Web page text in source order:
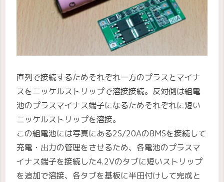
直列で接続するためそれぞれ一方のプラスとマイナ
スをニッケルストリップで溶接接続。反対側は組電
池のプラスマイナス端子になるためそれぞれに短い
ニッケルストリップを溶接。
この組電池には写真にある2S/20AのBMSを接続して
充電・出力の管理をさせるため、各電池のプラスマ
イナス端子を接続した4.2Vのタブに短いストリップ
を追加で溶接、各タブを基板に半田付けして完成と